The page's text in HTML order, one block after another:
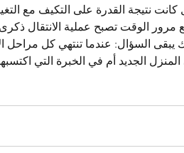
الجديد أم في الخبرة التي